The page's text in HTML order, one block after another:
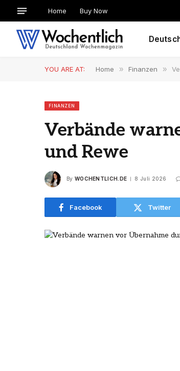
Home Buy Now
YOU ARE AT: Home » Finanzen »
FINANZEN
Verbände
und Rewe
By WOCHENTLICH.DE 8 Juli 2026
Facebook Twitter